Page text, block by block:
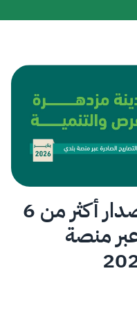
أمانة المدينة المنورة: إصدار أكثر من 6
منصة